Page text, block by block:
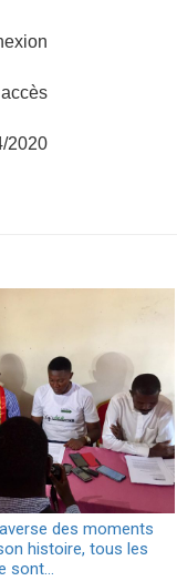
2020
des moments
histoire, tous les
sont…